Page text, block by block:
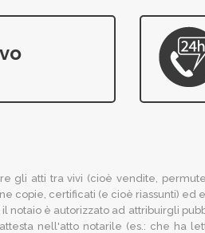
gli atti tra vivi (cioè vendite,
copie, certificati (e cioè riassunti) ed
notaio è autorizzato ad attribuirgli
nell'atto notarile (es.: che ha